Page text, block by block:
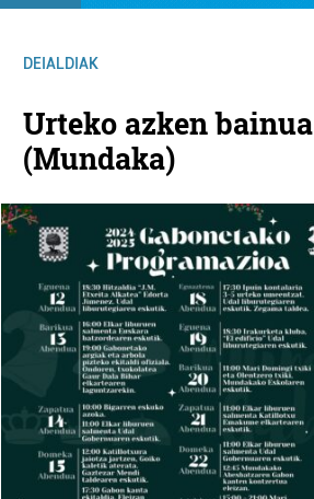
DEIALDIAK
Urteko azken bainua
(Mundaka)